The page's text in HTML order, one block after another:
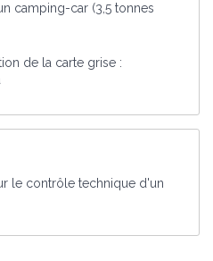
camping-car (3,5 tonnes
de la carte grise :
le contrôle technique d'un